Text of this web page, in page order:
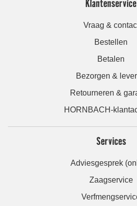
Klantenservice
Vraag &
Bestellen
Betalen
Bezorgen &
Retourneren &
HORNBACH-
Services
Adviesgesprek
Zaagservice